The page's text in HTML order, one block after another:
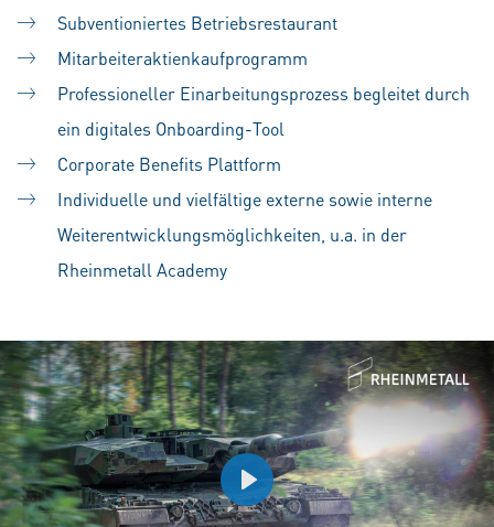
Subventioniertes Betriebsrestaurant
Mitarbeiteraktienkaufprogramm
Professioneller Einarbeitungsprozess begleitet durch
ein digitales Onboarding-Tool
Corporate Benefits Plattform
Individuelle und vielfältige externe sowie interne
Weiterentwicklungsmöglichkeiten, u.a. in der
Rheinmetall Academy
Play